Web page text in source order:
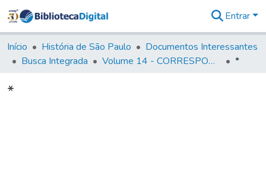
&
Coleções
Tudo na
Entrar
Início História de São Paulo
Documentos Interessantes
Busca Integrada
Volume 14 - CORRESPONDENCIAS DIVERSAS *
*